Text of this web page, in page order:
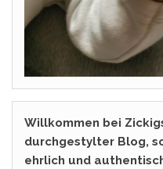
Willkommen bei
durchgestylter Blog,
ehrlich und